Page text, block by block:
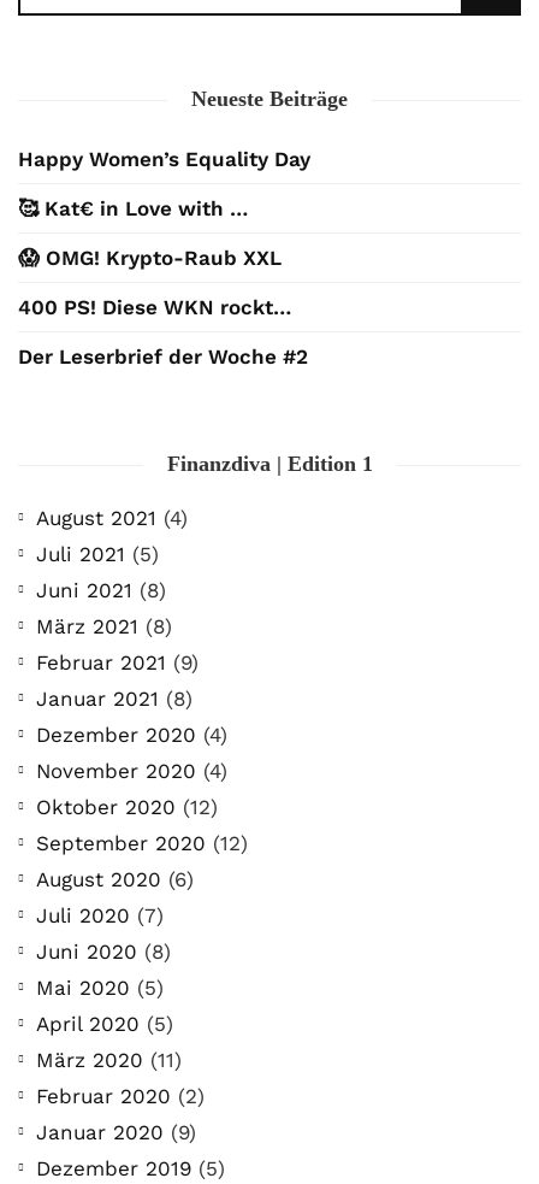
Neueste Beiträge
Happy Women’s Equality Day
🥰 Kat€ in Love with …
😱 OMG! Krypto-Raub XXL
400 PS! Diese WKN rockt…
Der Leserbrief der Woche #2
Finanzdiva | Edition 1
August 2021 (4)
Juli 2021 (5)
Juni 2021 (8)
März 2021 (8)
Februar 2021 (9)
Januar 2021 (8)
Dezember 2020 (4)
November 2020 (4)
Oktober 2020 (12)
September 2020 (12)
August 2020 (6)
Juli 2020 (7)
Juni 2020 (8)
Mai 2020 (5)
April 2020 (5)
März 2020 (11)
Februar 2020 (2)
Januar 2020 (9)
Dezember 2019 (5)